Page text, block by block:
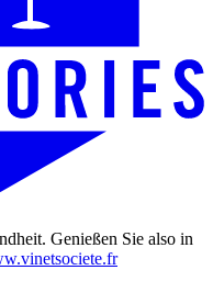
Genießen Sie also in